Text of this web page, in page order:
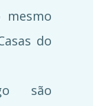
do
são